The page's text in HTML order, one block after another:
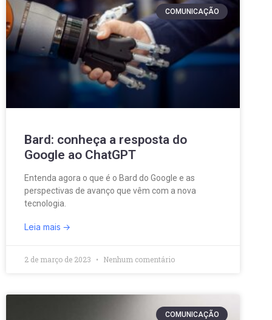
COMUNICAÇÃO
Bard: conheça a resposta do
Google ao ChatGPT
Entenda agora o que é o Bard do Google e as
perspectivas de avanço que vêm com a nova
tecnologia.
Leia mais
2 de março de 2023 Nenhum comentário
COMUNICAÇÃO